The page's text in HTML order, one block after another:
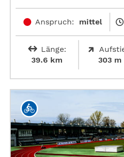
Anspruch: mittel
Länge:
39.6 km
303 m